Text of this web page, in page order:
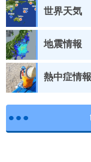
世界天気
地震情報
熱中症情報